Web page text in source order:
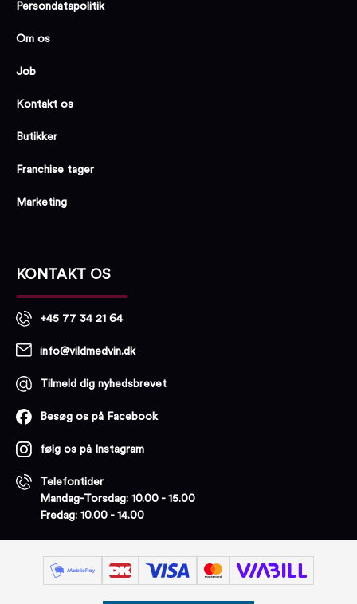
Persondatapolitik
Om os
Job
Kontakt os
Butikker
Franchise tager
Marketing
KONTAKT OS
+45 77 34 21 64
info@vildmedvin.dk
Tilmeld dig nyhedsbrevet
Besøg os på Facebook
følg os på Instagram
Telefontider
Mandag-Torsdag: 10.00 - 15.00
Fredag: 10.00 - 14.00